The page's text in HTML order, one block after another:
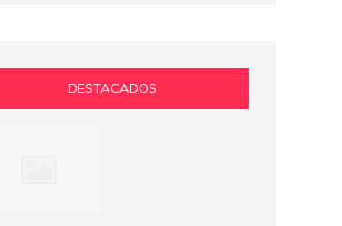
DESTACADOS